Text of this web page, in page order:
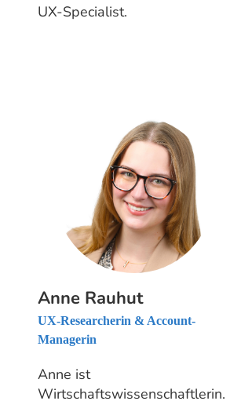
UX-Specialist.
Anne Rauhut
UX-Researcherin & Account-
Managerin
Anne ist
Wirtschaftswissenschaftlerin.